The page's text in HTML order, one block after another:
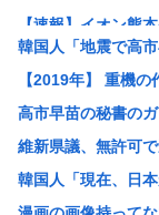
【速報】イオン熊
be[662593167]⇦こ
元キャバ嬢の
【衝撃】NHK職員
中国政府、強烈な
【速報】 記者「中
韓国人「地震で高
【2019年】 重機
高市早苗の秘書の
維新県議、無許可
韓国人「現在、日